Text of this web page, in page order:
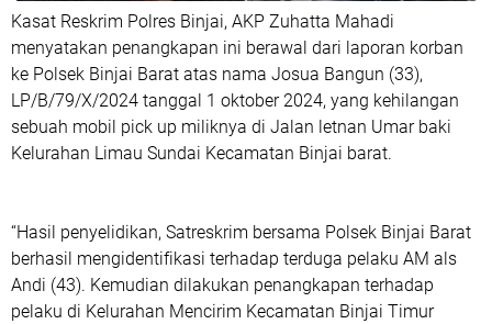
Kasat Reskrim Polres Binjai, AKP Zuhatta Mahadi
menyatakan penangkapan ini berawal dari laporan korban
ke Polsek Binjai Barat atas nama Josua Bangun (33),
LP/B/79/X/2024 tanggal 1 oktober 2024, yang kehilangan
sebuah mobil pick up miliknya di Jalan letnan Umar baki
Kelurahan Limau Sundai Kecamatan Binjai barat.
“Hasil penyelidikan, Satreskrim bersama Polsek Binjai Barat
berhasil mengidentifikasi terhadap terduga pelaku AM als
Andi (43). Kemudian dilakukan penangkapan terhadap
pelaku di Kelurahan Mencirim Kecamatan Binjai Timur